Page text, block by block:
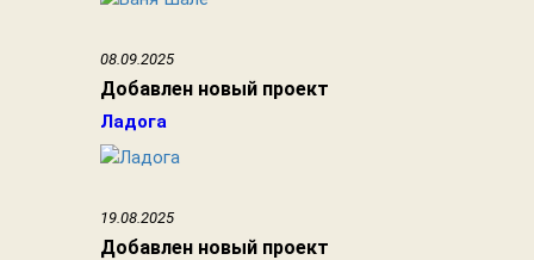
08.09.2025
Добавлен новый проект
Ладога
19.08.2025
Добавлен новый проект